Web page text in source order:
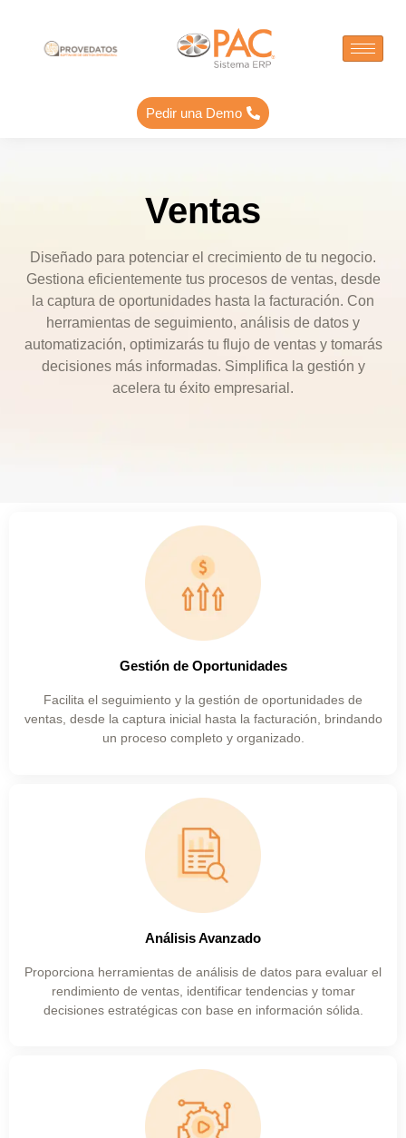
Pedir una Demo
Ventas
Diseñado para potenciar el crecimiento de tu negocio.
Gestiona eficientemente tus procesos de ventas, desde
la captura de oportunidades hasta la facturación. Con
herramientas de seguimiento, análisis de datos y
automatización, optimizarás tu flujo de ventasy tomarás
decisiones más informadas. Simplifica la gestión y
acelera tu éxito empresarial .
Gestión de Oportunidades
Facilita el seguimiento y la gestión de oportunidades de
ventas, desde la captura inicial hasta la facturación, brindando
un proceso completo y organizado.
Análisis Avanzado
Proporciona herramientas de análisis de datos para evaluar el
rendimiento de ventas, identificar tendencias y tomar
decisiones estratégicas con base en información sólida.